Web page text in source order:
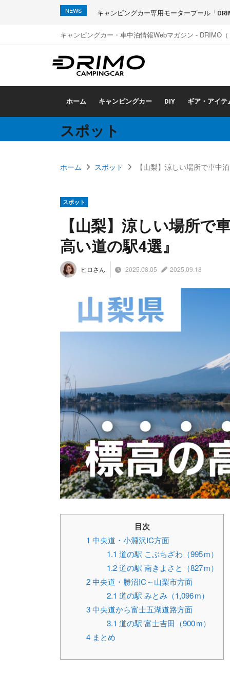
NEWS キャンピングカー専用モータープール「
キャンピングカー・車中泊情報Webマガジン - DRIMO
ホーム キャンピングカー DIY ギア・アイテ
スポット
ホーム スポット 【山梨】涼しい場所で車中
スポット
【山梨】涼しい場所で
高い道の駅4選』
ヒロさん 2025.08.05 2025.09.18
目次
1 中央道・小淵沢IC方面
1.1 道の駅 こぶちざわ（995 m）
1.2道の駅 南きよさと（827 m）
2中央道・勝沼IC～山梨市方面
2.1 道の駅 みとみ（1,096 m）
3中央道から富士五湖道路方面
3.1 道の駅 富士吉田（900 m）
4 まとめ